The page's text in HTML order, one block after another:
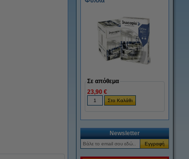
Σε απόθεμα
23,90 €
Newsletter